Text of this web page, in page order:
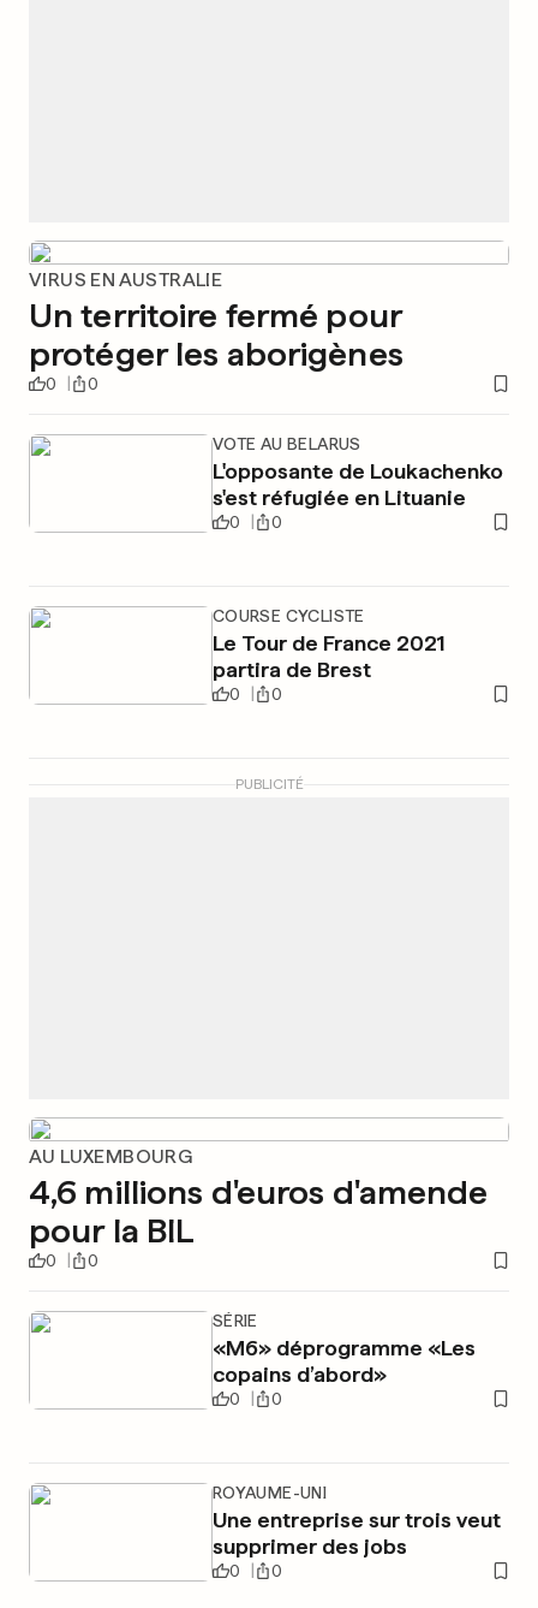
VIRUS EN AUSTRALIE
Un territoire fermé pour
protéger les aborigènes
0 0
VOTE AU BELARUS
L'opposante de Loukachenko
s'est réfugiée en Lituanie
0 0
COURSE CYCLISTE
Le Tour de France 2021
partira de Brest
0 0
PUBLICITÉ
AU LUXEMBOURG
4,6 millions d'euros d'amende
pour la BIL
0 0
SÉRIE
«M6» déprogramme «Les
copains d’abord»
0 0
ROYAUME-UNI
Une entreprise sur trois veut
supprimer des jobs
0 0